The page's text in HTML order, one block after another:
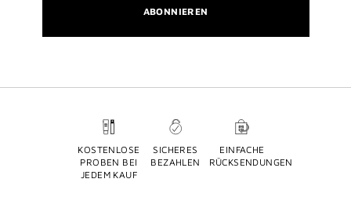
ABONNIEREN
KOSTENLOSE
PROBEN BEI
JEDEM KAUF
SICHERES
BEZAHLEN
EINFACHE
RÜCKSENDUNGEN